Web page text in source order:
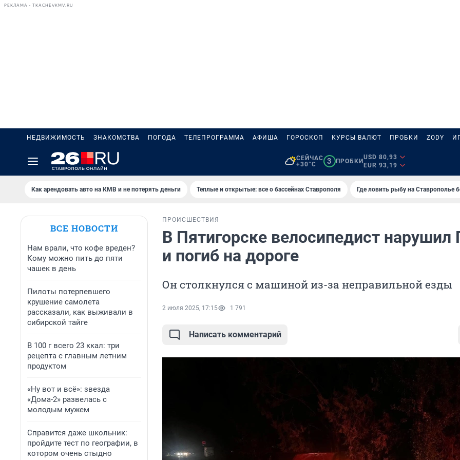
РЕКЛАМА • TKACHEVKMV.RU
НЕДВИЖИМОСТЬ ЗНАКОМСТВА ПОГОДА ТЕЛЕПРОГРАММА АФИША ГОРОСКОП КУРСЫ ВАЛЮТ ПРОБКИ ZODY
СЕЙЧАС
+30°C
3 ПРОБКИ
USD 80,93
EUR 93,19
Как арендовать авто на КМВ и не потерять деньги Теплые и открытые: все о бассейнах Ставрополя Где ловить рыбу на Ставрополье
ВСЕ НОВОСТИ
Нам врали, что кофе вреден?
Кому можно пить до пяти
чашек в день
Пилоты потерпевшего
крушение самолета
рассказали, как выживали в
сибирской тайге
В 100 г всего 23 ккал: три
рецепта с главным летним
продуктом
«Ну вот и всё»: звезда
«Дома-2» развелась с
молодым мужем
Справится даже школьник:
пройдите тест по географии, в
котором очень стыдно
ПРОИСШЕСТВИЯ
В Пятигорске велосипедист
и погиб на дороге
Он столкнулся с машиной из-за неправильной езды
2 июля 2025, 17:15 1 791
Написать комментарий